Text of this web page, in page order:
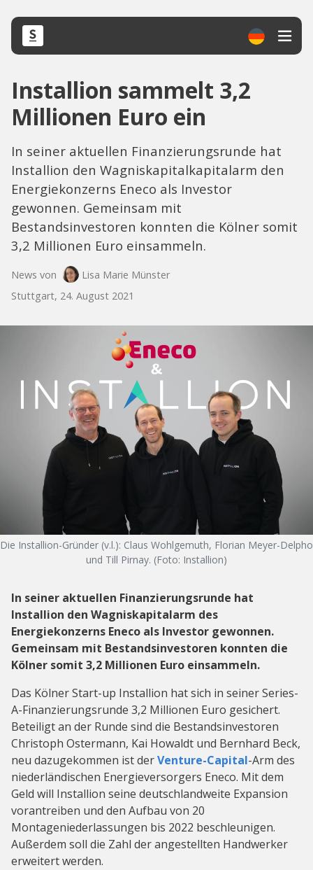
Installion sammelt 3,2
Millionen Euro ein
In seiner aktuellen Finanzierungsrunde hat
Installion den Wagniskapitalkapitalarm den
Energiekonzerns Eneco als Investor
gewonnen. Gemeinsam mit
Bestandsinvestoren konnten die Kölner somit
3,2 Millionen Euro einsammeln.
News von
Lisa Marie Münster
Stuttgart, 24. August 2021
Die Installion-Gründer (v.l.): Claus Wohlgemuth, Florian Meyer-Delpho
und Till Pirnay. (Foto: Installion)
In seiner aktuellen Finanzierungsrunde hat
Installion den Wagniskapitalarm des
Energiekonzerns Eneco als Investor gewonnen.
Gemeinsam mit Bestandsinvestoren konnten die
Kölner somit 3,2 Millionen Euro einsammeln.
Das Kölner Start-up Installion hat sich in seiner Series-
A-Finanzierungsrunde 3,2 Millionen Euro gesichert.
Beteiligt an der Runde sind die Bestandsinvestoren
Christoph Ostermann, Kai Howaldt und Bernhard Beck,
neu dazugekommen ist derVenture-Capital-Arm des
niederländischen Energieversorgers Eneco. Mit dem
Geld will Installion seine deutschlandweite Expansion
vorantreiben und den Aufbau von 20
Montageniederlassungen bis 2022 beschleunigen.
Außerdem soll die Zahl der angestellten Handwerker
erweitert werden.